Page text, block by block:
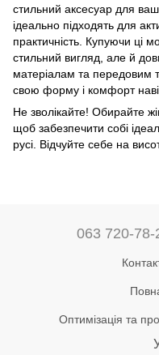
стильний аксесуар для
ідеально підходять для
практичність. Купуючи ці
стильний вигляд, але й
матеріалам та передовим
свою форму і комфорт
Не зволікайте! Обирайте
щоб забезпечити собі
русі. Відчуйте себе на
063 720-78-
Оптимізація та